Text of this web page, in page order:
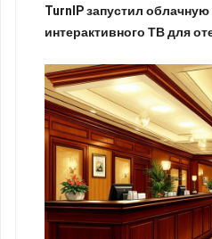
TurnIP запустил
интерактивного ТВ для